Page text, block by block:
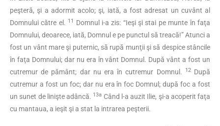
peşteră, şi a adormit acolo; şi, iată, a fost adresat un cuvânt al
Domnului către el. 11
Domnul i-a zis: “Ieşi şi stai pe munte în faţa
Domnului, deoarece, iată, Domnul e pe punctul să treacă!” Atunci a
fost un vânt mare şi puternic, să rupă munţii şi să despice stâncile
în faţa Domnului; dar nu era în vânt Domnul. După vânt a fost un
cutremur de pământ; dar nu era în cutremur Domnul.
12După
cutremur a fost un foc; dar nu era în foc Domnul; după foc a fost
un sunet de linişte adâncă. 13a Când l-a auzit Ilie, şi-a acoperit faţa
cu mantaua, a ieşit şi a stat la intrarea peşterii.